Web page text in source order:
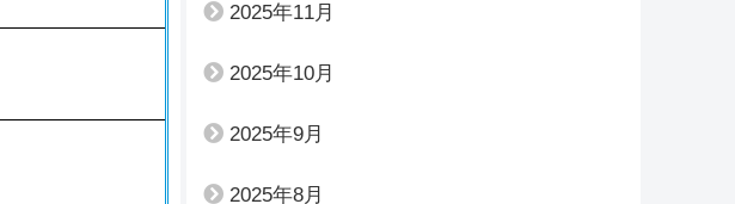
2025年11月
2025年10月
2025年9月
2025年8月